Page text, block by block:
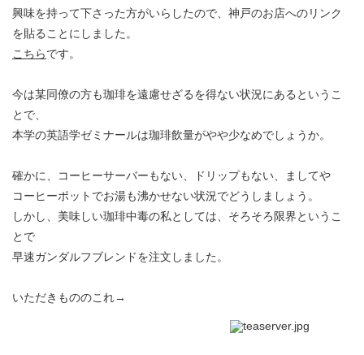
興味を持って下さった方がいらしたので、神戸のお店へのリンク
を貼ることにしました。
こちらです。
今は某同僚の方も珈琲を遠慮せざるを得ない状況にあるというこ
とで、
本学の英語学ゼミナールは珈琲飲量がやや少なめでしょうか。
確かに、コーヒーサーバーもない、ドリップもない、ましてや
コーヒーポットでお湯も沸かせない状況でどうしましょう。
しかし、美味しい珈琲中毒の私としては、そろそろ限界というこ
とで
早速ガンダルフブレンドを注文しました。
いただきもののこれ→